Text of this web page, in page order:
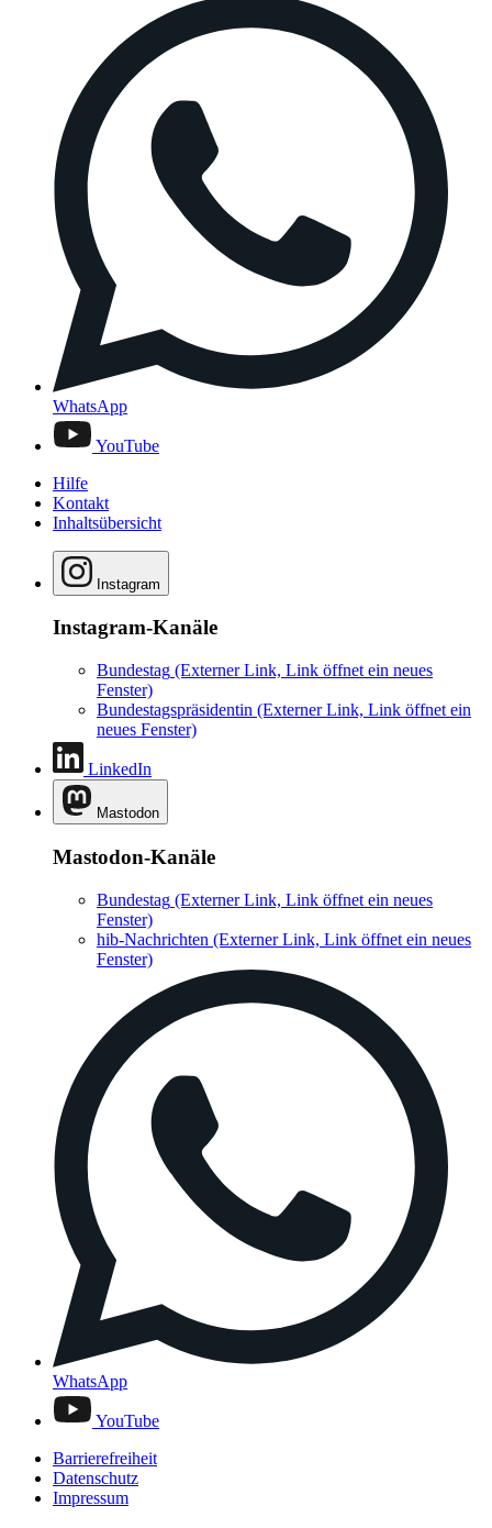
WhatsApp
YouTube
Hilfe
Kontakt
Inhaltsübersicht
Instagram
Instagram-Kanäle
Bundestag (Externer Link, Link öffnet ein neues
Fenster)
Bundestagspräsidentin (Externer Link, Link öffnet ein
neues Fenster)
LinkedIn
Mastodon
Mastodon-Kanäle
Bundestag (Externer Link, Link öffnet ein neues
Fenster)
hib-Nachrichten (Externer Link, Link öffnet ein neues
Fenster)
WhatsApp
YouTube
Barrierefreiheit
Datenschutz
Impressum